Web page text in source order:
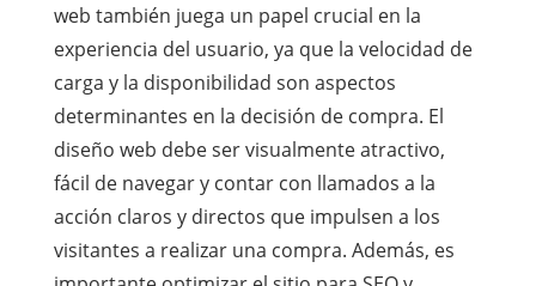
web también juega un papel crucial en la
experiencia del usuario, ya que la velocidad de
carga y la disponibilidad son aspectos
determinantes en la decisión de compra. El
diseño web debe ser visualmente atractivo,
fácil de navegar y contar con llamados a la
acción claros y directos que impulsen a los
visitantes a realizar una compra. Además, es